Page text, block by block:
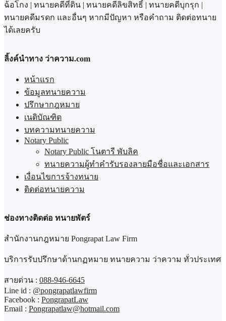
ฉ้อโกง | ทนายคดีที่ดิน | ทนายคดีลิขสิทธิ์ | ทนายคดีบุกรุก |
ทนายคดีมรดก และอื่นๆ หากมีปัญหา หรือคำถาม ติดต่อทนาย
ได้เลยครับ
ลิ้งค์นำทาง ว่าความ.com
หน้าแรก
ข้อมูลทนายความ
ปรึกษากฎหมาย
เนติบัณฑิต
บทความทนายความ
Notary Public
Notary Public โนตารี พับลิค
ทนายความผู้ทำคำรับรองลายมือชื่อและเอกสาร
เงื่อนไขการจ้างทนาย
ติดต่อทนายความ
ช่องทางติดต่อ ทนายพัตร์
สำนักงานกฎหมาย Pongrapat Law Firm
บริการรับปรึกษาด้านกฏหมาย ทนายความ ว่าความ ทั่วประเทศ
สายด่วน : 088-946-6645
Line id : @pongrapatlawfirm
Facebook : PongrapatLaw
Email : Pongrapatlaw@hotmail.com